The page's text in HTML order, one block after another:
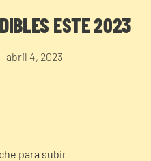
ESTE 2023
abril 4, 2023
para subir